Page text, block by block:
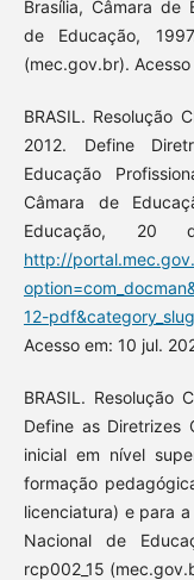
Brasília, Câmara de
de Educação,
(mec.gov.br).
BRASIL. Resolução
2012. Define
Educação
Câmara de
Educação, 20
http://
12-
Acesso em: 10 jul.
BRASIL. Resolução
Define as Diretrizes
inicial em nível
formação
licenciatura) e para
Nacional de
rcp002_15